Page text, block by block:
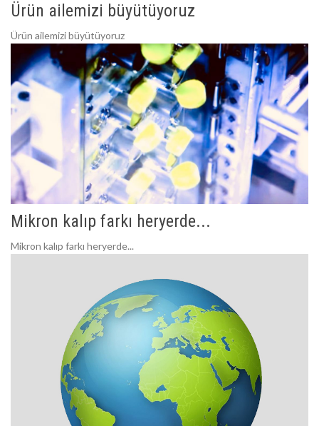
Ürün ailemizi büyütüyoruz
Ürün ailemizi büyütüyoruz
Mikron kalıp farkı heryerde...
Mikron kalıp farkı heryerde...